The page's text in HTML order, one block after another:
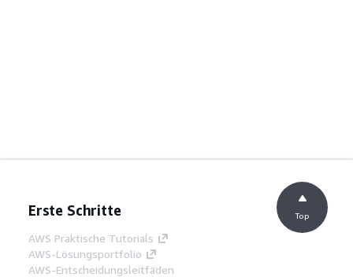
Erste Schritte
AWS Praktische Tutorials
AWS-Lösungsportfolio
AWS-Entscheidungsleitfäden
Top